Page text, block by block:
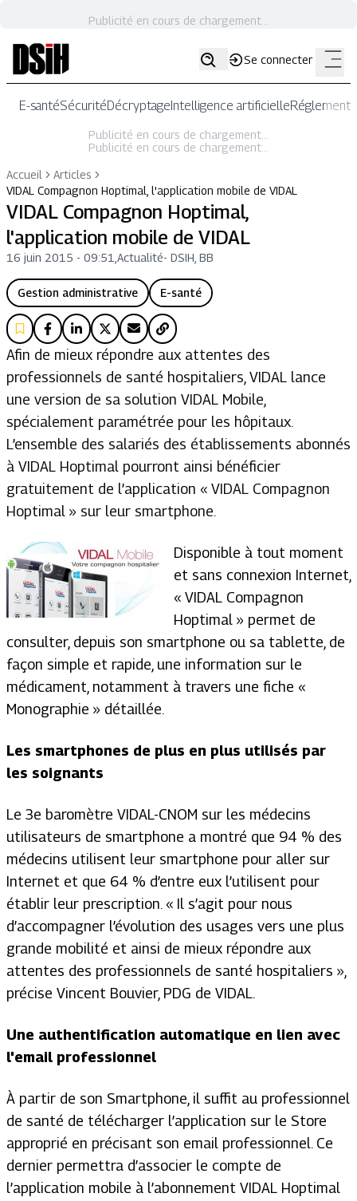
Publicité en cours de chargement...
Se connecter
E-santéSécuritéDécryptageIntelligence artificielle
Publicité en cours de chargement...
Publicité en cours de chargement...
Accueil
Articles
VIDAL Compagnon Hoptimal, l'application mobile de VIDAL
VIDAL Compagnon Hoptimal,
l'application mobile de VIDAL
16 juin 2015 - 09:51 Actualité- DSIH, BB
Gestion administrative E-santé
Afin de mieux répondre aux attentes des
professionnels de santé hospitaliers, VIDAL lance
une version de sa solution VIDAL Mobile,
spécialement paramétrée pour les hôpitaux.
L’ensemble des salariés des établissements abonnés
à VIDAL Hoptimal pourront ainsi bénéficier
gratuitement de l’application « VIDAL Compagnon
Hoptimal » sur leur smartphone.
Disponible à tout moment
et sans connexion Internet,
« VIDAL Compagnon
Hoptimal » permet de
consulter, depuis son smartphone ou sa tablette, de
façon simple et rapide, une information sur le
médicament, notamment à travers une fiche «
Monographie » détaillée.
Les smartphones de plus en plus utilisés par
les soignants
Le 3e baromètre VIDAL-CNOM sur les médecins
utilisateurs de smartphone a montré que 94 % des
médecins utilisent leur smartphone pour aller sur
Internet et que 64 % d’entre eux l’utilisent pour
établir leur prescription. « Il s’agit pour nous
d’accompagner l’évolution des usages vers une plus
grande mobilité et ainsi de mieux répondre aux
attentes des professionnels de santé hospitaliers »,
précise Vincent Bouvier, PDG de VIDAL.
Une authentification automatique en lien avec
l'email professionnel
À partir de son Smartphone, il suffit au professionnel
de santé de télécharger l’application sur le Store
approprié en précisant son email professionnel. Ce
dernier permettra d’associer le compte de
l’application mobile à l’abonnement VIDAL Hoptimal